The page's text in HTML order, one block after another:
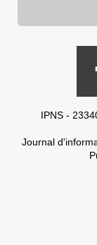
IPNS -
Journal